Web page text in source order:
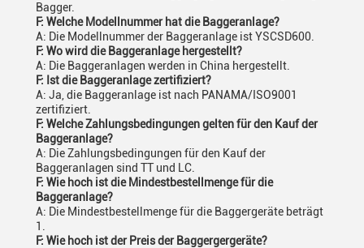
Bagger.
F: Welche Modellnummer hat die Baggeranlage?
A: Die Modellnummer der Baggeranlage ist YSCSD600.
F: Wo wird die Baggeranlage hergestellt?
A: Die Baggeranlagen werden in China hergestellt.
F: Ist die Baggeranlage zertifiziert?
A: Ja, die Baggeranlage ist nach PANAMA/ISO9001
zertifiziert.
F: Welche Zahlungsbedingungen gelten für den Kauf der
Baggeranlage?
A: Die Zahlungsbedingungen für den Kauf der
Baggeranlagen sind TT und LC.
F: Wie hoch ist die Mindestbestellmenge für die
Baggeranlage?
A: Die Mindestbestellmenge für die Baggergeräte beträgt
1.
F: Wie hoch ist der Preis der Baggergergeräte?